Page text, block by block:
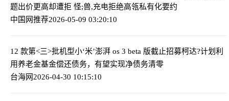
题出价更高却遭拒 怪;兽,充电拒绝高瓴私有化要约
中国网推荐2026-05-09 03:20:10
12 款第<三>批机型小‘米’澎湃 os 3 beta 版截止招募柯达?计划利
用养老金基金偿还债务，有望实现净债务清零
台海网2026-04-30 10:15:10